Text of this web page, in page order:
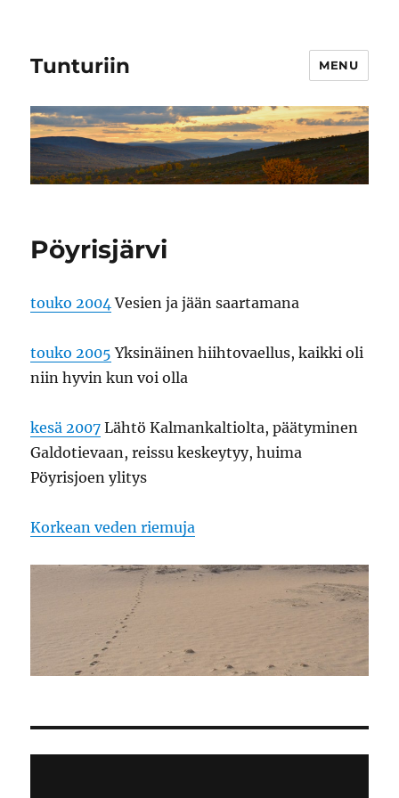
Tunturiin MENU
Pöyrisjärvi
touko 2004Vesien ja jään saartamana
touko 2005 Yksinäinen hiihtovaellus, kaikki oli
niin hyvin kun voi olla
kesä 2007 Lähtö Kalmankaltiolta, päätyminen
Galdotievaan, reissu keskeytyy, huima
Pöyrisjoen ylitys
Korkean veden riemuja